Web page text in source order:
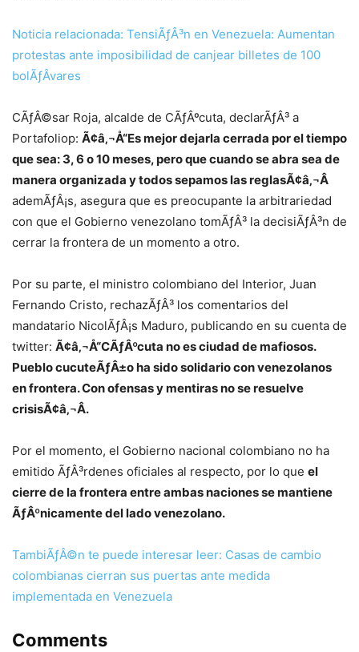
Noticia relacionada: TensiÃƒÂ³n en Venezuela: Aumentan
protestas ante imposibilidad de canjear billetes de 100
bolÃƒÂ­vares
CÃƒÂ©sar Roja, alcalde de CÃƒÂºcuta, declarÃƒÂ³ a
Portafoliop: Ã¢â‚¬Å“Es mejor dejarla cerrada por el tiempo
que sea: 3, 6 o 10 meses, pero que cuando se abra sea de
manera organizada y todos sepamos las reglasÃ¢â‚¬Â
ademÃƒÂ¡s, asegura que es preocupante la arbitrariedad
con que el Gobierno venezolano tomÃƒÂ³ la decisiÃƒÂ³n de
cerrar la frontera de un momento a otro.
Por su parte, el ministro colombiano del Interior, Juan
Fernando Cristo, rechazÃƒÂ³ los comentarios del
mandatario NicolÃƒÂ¡s Maduro, publicando en su cuenta de
twitter: Ã¢â‚¬Å“CÃƒÂºcuta no es ciudad de mafiosos.
Pueblo cucuteÃƒÂ±o ha sido solidario con venezolanos
en frontera. Con ofensas y mentiras no se resuelve
crisisÃ¢â‚¬Â.
Por el momento, el Gobierno nacional colombiano no ha
emitido ÃƒÂ³rdenes oficiales al respecto, por lo que el
cierre de la frontera entre ambas naciones se mantiene
ÃƒÂºnicamente del lado venezolano.
TambiÃƒÂ©n te puede interesar leer: Casas de cambio
colombianas cierran sus puertas ante medida
implementada en Venezuela
Comments